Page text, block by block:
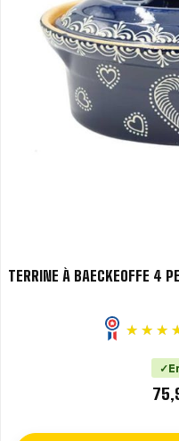
TERRINE À BAECKEOFFE 4